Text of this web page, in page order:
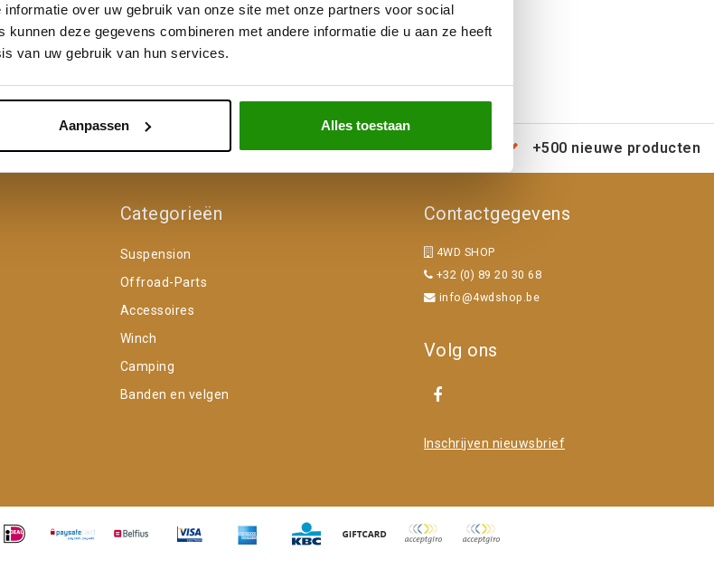
over uw gebruik van onze site met onze partners voor social
deze gegevens combineren met andere informatie die u aan ze heeft
van uw gebruik van hun services.
Aanpassen Alles toestaan
€168,60 Excl. btw
€204,00 Incl. btw
Advies van specialisten Verzending door heel Europa +500 nieuwe producten
Categorieën
Suspension
Offroad-Parts
Accessoires
Winch
Camping
Banden en velgen
Contactgegevens
4WD SHOP
+32 (0) 89 20 30 68
info@4wdshop.be
Volg ons
Inschrijven nieuwsbrief